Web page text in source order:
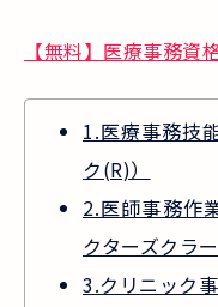
【無料】医療事務資
1.医療事務技
ク(R)）
2.医師事務作
クターズクラー
3.クリニック